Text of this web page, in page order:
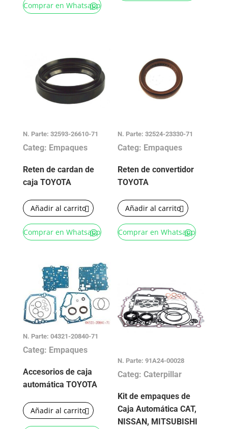
Comprar en Whatsapp
N. Parte: 32593-26610-71
Categ: Empaques
Reten de cardan de
caja TOYOTA
Añadir al carrito
Comprar en Whatsapp
N. Parte: 32524-23330-71
Categ: Empaques
Reten de convertidor
TOYOTA
Añadir al carrito
Comprar en Whatsapp
N. Parte: 04321-20840-71
Categ: Empaques
Accesorios de caja
automática TOYOTA
Añadir al carrito
N. Parte: 91A24-00028
Categ: Caterpillar
Kit de empaques de
Caja Automática CAT,
NISSAN, MITSUBISHI